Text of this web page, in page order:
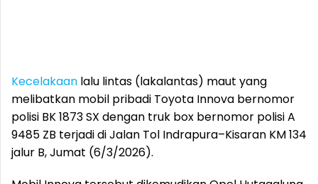
Kecelakaan lalu lintas (lakalantas) maut yang
melibatkan mobil pribadi Toyota Innova bernomor
polisi BK 1873 SX dengan truk box bernomor polisi A
9485 ZB terjadi di Jalan Tol Indrapura–Kisaran KM 134
jalur B, Jumat (6/3/2026).